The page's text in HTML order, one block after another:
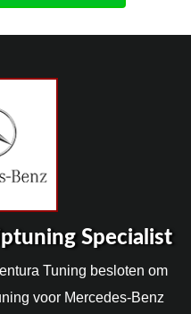
Specialist
Tuning besloten om
voor Mercedes-Benz